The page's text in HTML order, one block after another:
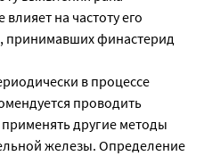
на частоту его
принимавших финастерид
в процессе
проводить
другие методы
железы. Определение